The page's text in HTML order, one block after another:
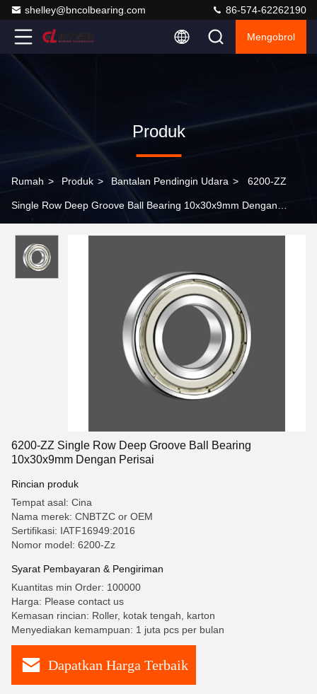
shelley@bncolbearing.com 86-574-62262190
Mengobrol
Produk
Rumah > Produk > Bantalan Pendingin Udara > 6200-ZZ
Single Row Deep Groove Ball Bearing 10x30x9mm Dengan
6200-ZZ Single Row Deep Groove Ball Bearing
10x30x9mm Dengan Perisai
Rincian produk
Tempat asal: Cina
Nama merek: CNBTZC or OEM
Sertifikasi: IATF16949:2016
Nomor model: 6200-Zz
Syarat Pembayaran & Pengiriman
Kuantitas min Order: 100000
Harga: Please contact us
Kemasan rincian: Roller, kotak tengah, karton
Menyediakan kemampuan: 1 juta pcs per bulan
Dapatkan Harga Terbaik